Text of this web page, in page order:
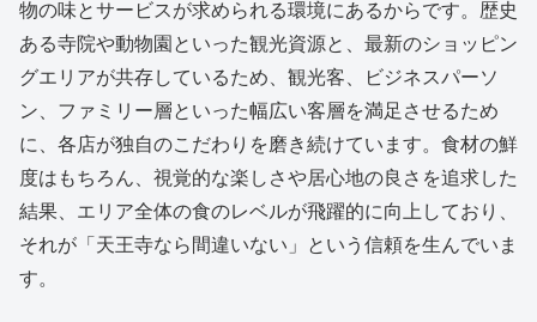
物の味とサービスが求められる環境にあるからです。歴史
ある寺院や動物園といった観光資源と、最新のショッピン
グエリアが共存しているため、観光客、ビジネスパーソ
ン、ファミリー層といった幅広い客層を満足させるため
に、各店が独自のこだわりを磨き続けています。食材の鮮
度はもちろん、視覚的な楽しさや居心地の良さを追求した
結果、エリア全体の食のレベルが飛躍的に向上しており、
それが「天王寺なら間違いない」という信頼を生んでいま
す。